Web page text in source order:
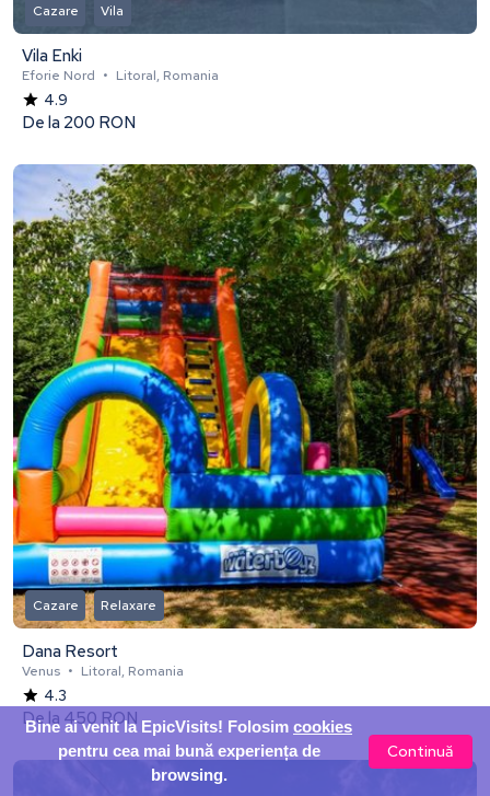
Cazare Vila
Vila Enki
Eforie Nord • Litoral, Romania
4.9
De la 200 RON
Cazare Relaxare
Dana Resort
Venus • Litoral, Romania
4.3
De la 450 RON
Bine ai venit la EpicVisits! Folosim cookies
pentru cea mai bună experiența de
browsing.
Continuă